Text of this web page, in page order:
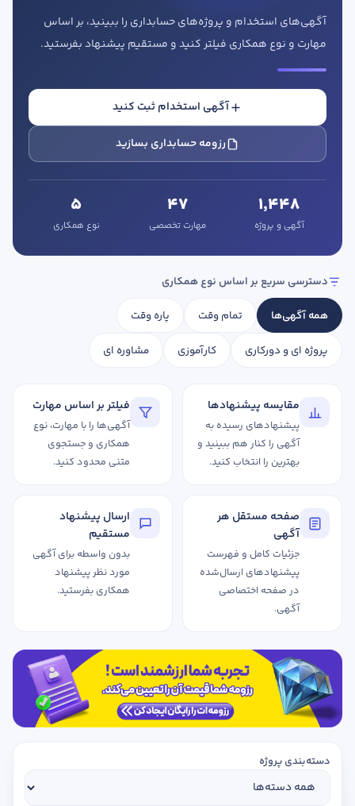
آگهی‌های استخدام و پروژه‌های حسابداری را ببینید، بر اساس
مهارت و نوع همکاری فیلتر کنید و مستقیم پیشنهاد بفرستید.
آگهی استخدام ثبت کنید
رزومه حسابداری بسازید
1,448
آگهی و پروژه
47
مهارت تخصصی
5
نوع همکاری
دسترسی سریع بر اساس نوع همکاری
همه آگهی‌ها تمام وقت پاره وقت
پروژه ای و دورکاری کارآموزی مشاوره ای
مقایسه پیشنهادها
پیشنهادهای رسیده به
آگهی را کنار هم ببینید و
بهترین را انتخاب کنید.
فیلتر بر اساس مهارت
آگهی‌ها را با مهارت، نوع
همکاری و جستجوی
متنی محدود کنید.
صفحه مستقل هر
آگهی
جزئیات کامل و فهرست
پیشنهادهای ارسال‌شده
در صفحه اختصاصی
آگهی.
ارسال پیشنهاد
مستقیم
بدون واسطه برای آگهی
مورد نظر پیشنهاد
همکاری بفرستید.
دسته‌بندی پروژه
در صورتی که سابقه دارید ، چه مهارت هایی در حسابداری دارید؟
هدف شما از آموزش چیست ؟
ارتقا
استخدام و شروع کار حسابداری
هدف بلند مدت شما از آموزش چیست ؟
تدریس
ارتقا به حسابدار حرفه ای
درخواست تعیین سطح